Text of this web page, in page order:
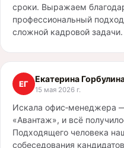
сроки. Выражаем
профессиональный
сложной кадровой задачи.
ЕГ Екатерина
15 мая 2026 г.
Искала офис‑менеджера
«Авантаж», и всё
Подходящего человека
собеседования